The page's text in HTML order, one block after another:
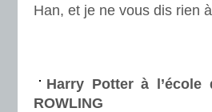
Han, et je ne vous dis rien
Harry Potter à
ROWLING